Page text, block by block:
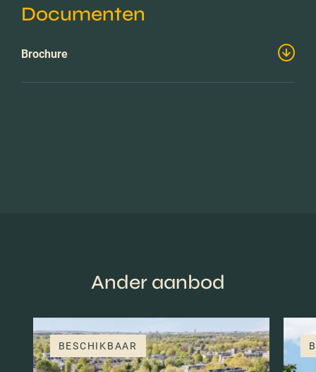
Documenten
Brochure
Ander aanbod
BESCHIKBAAR